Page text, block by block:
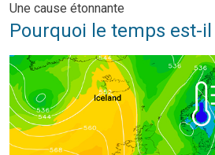
Une cause étonnante
Pourquoi le temps est-